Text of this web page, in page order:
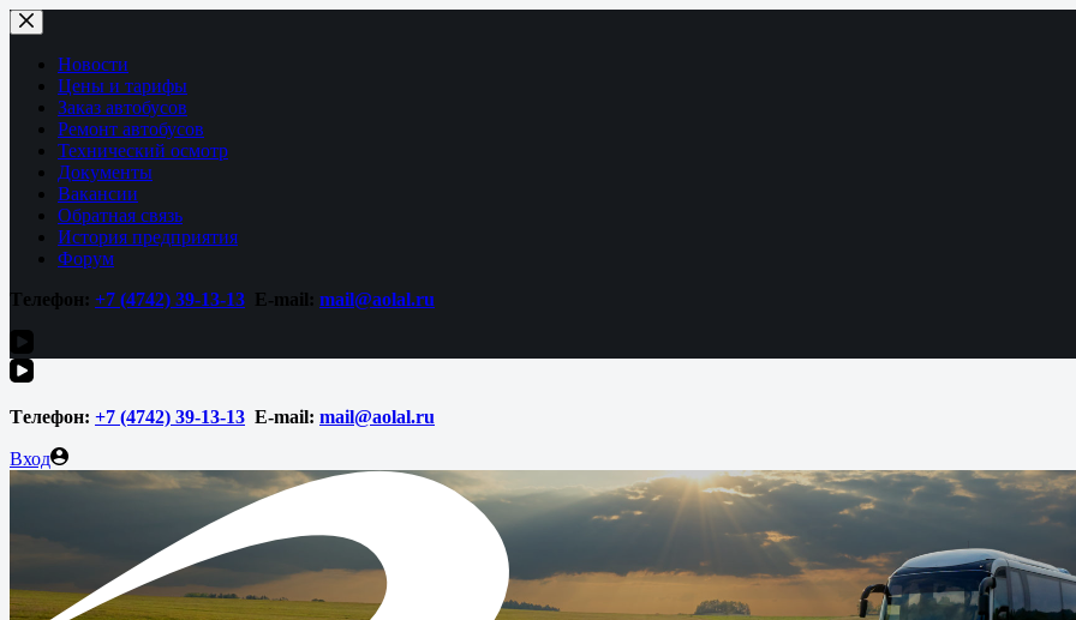
Перейти
к
сути
Новости
Цены и тарифы
Заказ автобусов
Ремонт автобусов
Технический осмотр
Документы
Вакансии
Обратная связь
История предприятия
Форум
Tелефон: +7 (4742) 39-13-13 E-mail: mail@aolal.ru
Tелефон: +7 (4742) 39-13-13 E-mail: mail@aolal.ru
Вход